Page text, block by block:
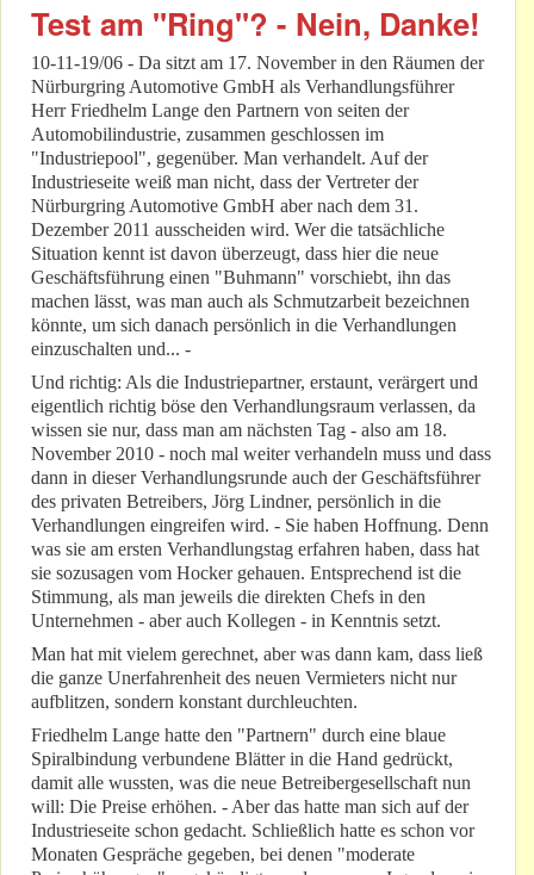
Test am "Ring"? - Nein, Danke!
10-11-19/06 - Da sitzt am 17. November in den Räumen der
Nürburgring Automotive GmbH als Verhandlungsführer
Herr Friedhelm Lange den Partnern von seiten der
Automobilindustrie, zusammen geschlossen im
"Industriepool", gegenüber. Man verhandelt. Auf der
Industrieseite weiß man nicht, dass der Vertreter der
Nürburgring Automotive GmbH aber nach dem 31.
Dezember 2011 ausscheiden wird. Wer die tatsächliche
Situation kennt ist davon überzeugt, dass hier die neue
Geschäftsführung einen "Buhmann" vorschiebt, ihn das
machen lässt, was man auch als Schmutzarbeit bezeichnen
könnte, um sich danach persönlich in die Verhandlungen
einzuschalten und... -
Und richtig: Als die Industriepartner, erstaunt, verärgert und
eigentlich richtig böse den Verhandlungsraum verlassen, da
wissen sie nur, dass man am nächsten Tag - also am 18.
November 2010 - noch mal weiter verhandeln muss und dass
dann in dieser Verhandlungsrunde auch der Geschäftsführer
des privaten Betreibers, Jörg Lindner, persönlich in die
Verhandlungen eingreifen wird. - Sie haben Hoffnung. Denn
was sie am ersten Verhandlungstag erfahren haben, dass hat
sie sozusagen vom Hocker gehauen. Entsprechend ist die
Stimmung, als man jeweils die direkten Chefs in den
Unternehmen - aber auch Kollegen - in Kenntnis setzt.
Man hat mit vielem gerechnet, aber was dann kam, dass ließ
die ganze Unerfahrenheit des neuen Vermieters nicht nur
aufblitzen, sondern konstant durchleuchten.
Friedhelm Lange hatte den "Partnern" durch eine blaue
Spiralbindung verbundene Blätter in die Hand gedrückt,
damit alle wussten, was die neue Betreibergesellschaft nun
will: Die Preise erhöhen. - Aber das hatte man sich auf der
Industrieseite schon gedacht. Schließlich hatte es schon vor
Monaten Gespräche gegeben, bei denen "moderate